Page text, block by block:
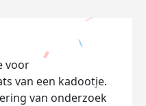
voor
van een kadootje.
van onderzoek